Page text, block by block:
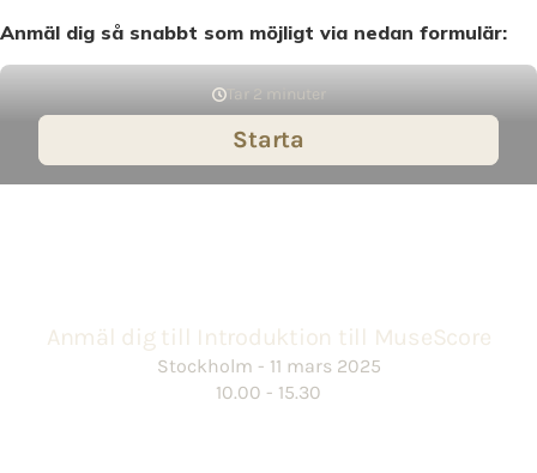
Anmäl dig så snabbt som möjligt via nedan formulär: